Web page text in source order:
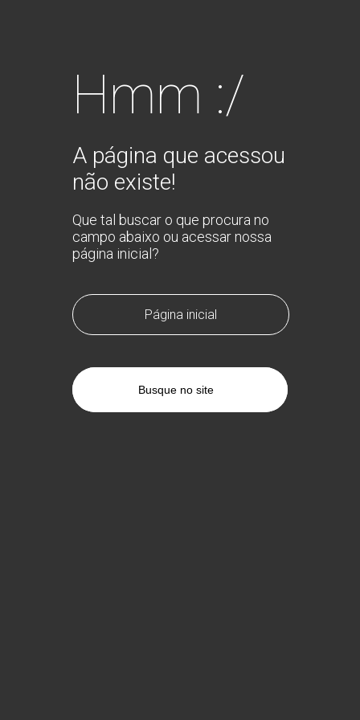
Hmm :/
A página que acessou
não existe!
Que tal buscar o que procura no
campo abaixo ou acessar nossa
página inicial?
Página inicial